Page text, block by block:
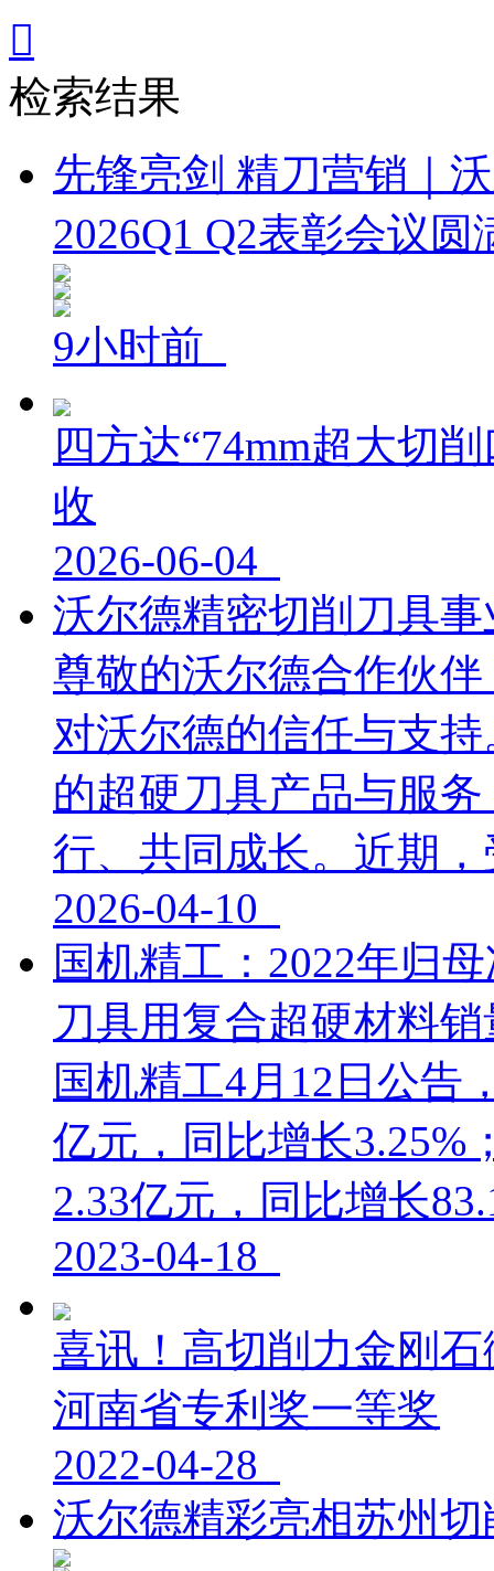

检索结果
先锋亮剑 精刀营销｜
2026Q1 Q2表彰会议圆
9小时前
四方达“74mm超大切
收
2026-06-04
沃尔德精密切削刀具
尊敬的沃尔德合作伙
对沃尔德的信任与支
的超硬刀具产品与服
行、共同成长。近期
2026-04-10
国机精工：2022年归
刀具用复合超硬材料
国机精工4月12日公告
亿元，同比增长3.25%
2.33亿元，同比增长
2023-04-18
喜讯！高切削力金刚
河南省专利奖一等奖
2022-04-28
沃尔德精彩亮相苏州